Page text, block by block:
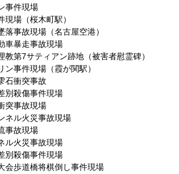
事件現場
場（桜木町駅）
落事故現場（名古屋空港）
車暴走事故現場
教第7サティアン跡地（被害者慰霊碑）
ン事件現場（霞が関駅）
石衝突事故
別殺傷事件現場
突事故現場
ネル火災事故現場
事故現場
ル火災事故現場
別殺傷事件現場
会歩道橋将棋倒し事件現場